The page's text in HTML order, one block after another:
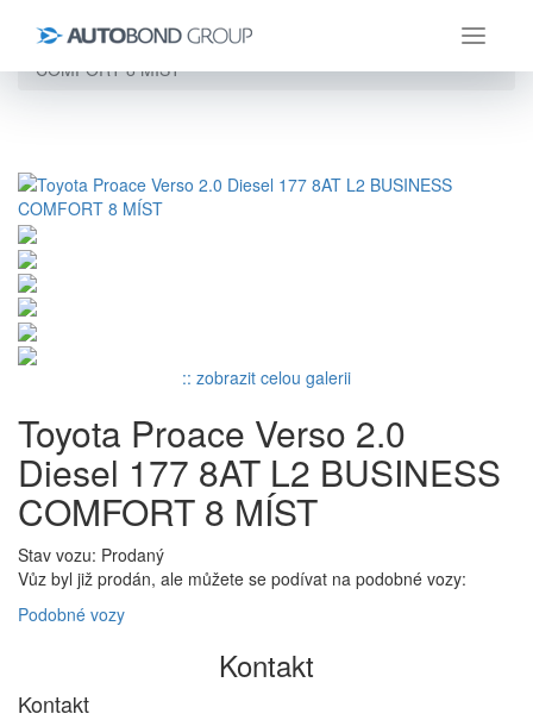
Úvod Toyota
ProAce Verso
Toyota Proace Verso 2.0 Diesel 177 8AT L2 BUSINESS
COMFORT 8 MÍST
:: zobrazit celou galerii
Toyota Proace Verso 2.0
Diesel 177 8AT L2 BUSINESS
COMFORT 8 MÍST
Stav vozu: Prodaný
Vůz byl již prodán, ale můžete se podívat na podobné vozy:
Podobné vozy
Kontakt
Kontakt